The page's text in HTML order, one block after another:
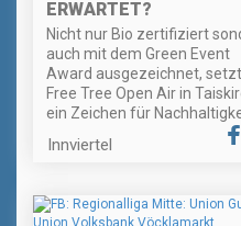
ERWARTET?
Nicht nur Bio zertifiziert
auch mit dem Green Event
Award ausgezeichnet,
Free Tree Open Air in
ein Zeichen für
Innviertel